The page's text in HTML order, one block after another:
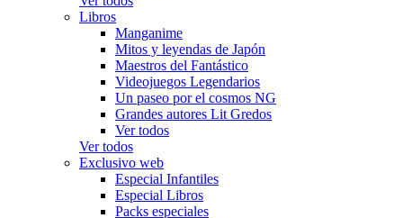
Libros
Manganime
Mitos y leyendas de Japón
Maestros del Fantástico
Videojuegos Legendarios
Un paseo por el cosmos NG
Grandes autores Lit Gredos
Ver todos
Ver todos
Exclusivo web
Especial Infantiles
Especial Libros
Packs especiales